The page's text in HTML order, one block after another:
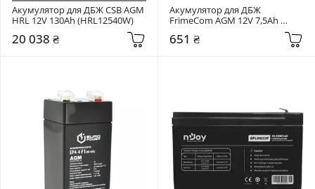
Акумулятор для ДБЖ CSB AGM
HRL 12V 130Ah (HRL12540W)
20 038 ₴
Акумулятор для ДБЖ
FrimeCom AGM 12V 7,5Ah
651 ₴